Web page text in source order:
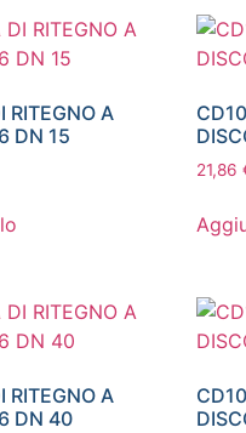
RITEGNO A
DN 15
21,86
RITEGNO A
DN 40